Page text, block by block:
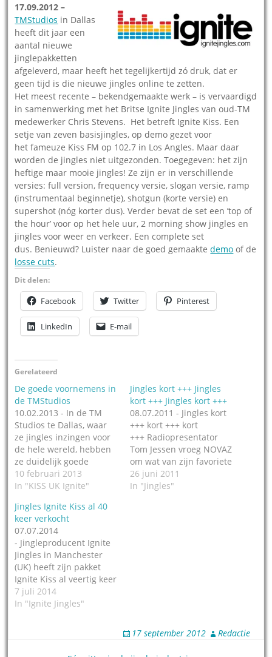
17.09.2012 –
TMStudios in Dallas
heeft dit jaar een
aantal nieuwe
jinglepakketten
afgeleverd, maar heeft het tegelijkertijd zó druk, dat er
geen tijd is die nieuwe jingles online te zetten.
Het meest recente – bekendgemaakte werk – is vervaardigd
in samenwerking met het Britse Ignite Jingles van oud-TM
medewerker Chris Stevens. Het betreft Ignite Kiss. Een
setje van zeven basisjingles, op demo gezet voor
het fameuze Kiss FM op 102.7 in Los Angles. Maar daar
worden de jingles niet uitgezonden. Toegegeven: het zijn
heftige maar mooie jingles! Ze zijn er in verschillende
versies: full version, frequency versie, slogan versie, ramp
(instrumentaal beginnetje), shotgun (korte versie) en
supershot (nóg korter dus). Verder bevat de set een ’top of
the hour’ voor op het hele uur, 2 morning show jingles en
jingles voor weer en verkeer. Een complete set
dus. Benieuwd? Luister naar de goed gemaaktedemo of de
losse cuts.
Dit delen:
Facebook Twitter Pinterest
LinkedIn E-mail
Gerelateerd
De goede voornemens in
de TMStudios
10.02.2013 - In de TM
Studios te Dallas, waar
ze jingles inzingen voor
de hele wereld, hebben
ze duidelijk goede
voornemens. Vrijwel
wekelijks wordt nu een
gegund via een eigen
hoekje op Youtube. Deze
week maken ze de
geïnteresseerden buiten
het gebouw deelgenoot
van het inzingen…
10 februari 2013
In "KISS UK Ignite"
Jingles kort +++ Jingles
kort +++ Jingles kort +++
08.07.2011 - Jingles kort
+++ kort +++ kort
+++ Radiopresentator
Tom Jessen vroeg NOVAZ
om wat van zijn favoriete
classics te
personaliseren voor zijn
26 juni 2011
In "Jingles"
Jingles Ignite Kiss al 40
keer verkocht
07.07.2014
- Jingleproducent Ignite
Jingles in Manchester
(UK) heeft zijn pakket
Ignite Kiss al veertig keer
verkocht aan andere
stations. Dat meldt Radio
7 juli 2014
In "Ignite Jingles"
17 september 2012 Redactie